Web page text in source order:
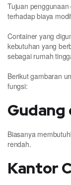
Tujuan
terhadap biaya
Container yang
kebutuhan yang
sebagai rumah
Berikut gambaran
fungsi:
Gudang
Biasanya
rendah.
Kantor